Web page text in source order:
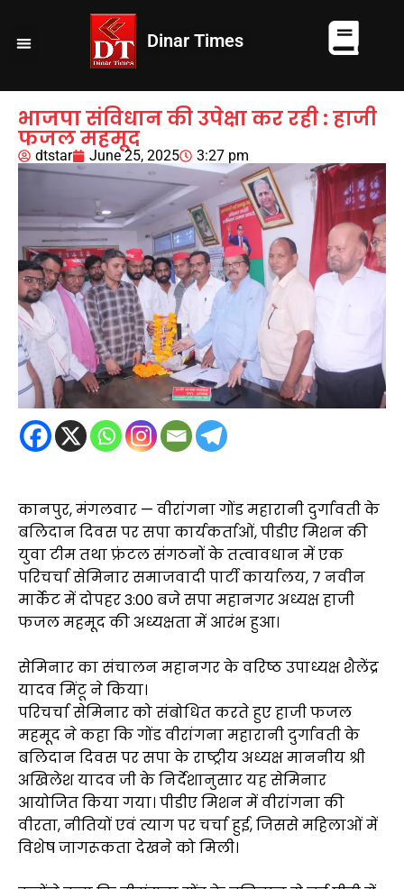
Dinar Times
भाजपा संविधान की उपेक्षा कर रही : हाजी
फजल महमूद
dtstar June 25, 2025 3:27 pm
कानपुर, मंगलवार — वीरांगना गोंड महारानी दुर्गावती के
बलिदान दिवस पर सपा कार्यकर्ताओं, पीडीए मिशन की
युवा टीम तथा फ्रंटल संगठनों के तत्वावधान में एक
परिचर्चा सेमिनार समाजवादी पार्टी कार्यालय, 7 नवीन
मार्केट में दोपहर 3:00 बजे सपा महानगर अध्यक्ष हाजी
फजल महमूद की अध्यक्षता में आरंभ हुआ।
सेमिनार का संचालन महानगर के वरिष्ठ उपाध्यक्ष शैलेंद्र
यादव मिंटू ने किया।
परिचर्चा सेमिनार को संबोधित करते हुए हाजी फजल
महमूद ने कहा कि गोंड वीरांगना महारानी दुर्गावती के
बलिदान दिवस पर सपा के राष्ट्रीय अध्यक्ष माननीय श्री
अखिलेश यादव जी के निर्देशानुसार यह सेमिनार
आयोजित किया गया। पीडीए मिशन में वीरांगना की
वीरता, नीतियों एवं त्याग पर चर्चा हुई, जिससे महिलाओं में
विशेष जागरूकता देखने को मिली।